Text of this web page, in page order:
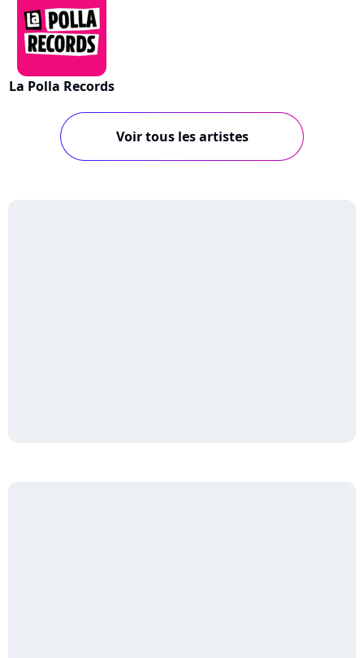
La Polla Records
Voir tous les artistes